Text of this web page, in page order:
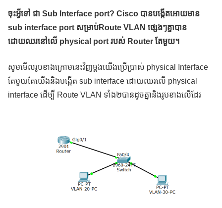
ចុះអ្វីទៅ ជា Sub Interface port? Cisco បានបង្កើតអោយមាន
sub interface port សម្រាប់Route VLAN ផ្សេងៗគ្នាបាន
ដោយឈរនៅលើ physical port របស់ Router តែមួយ។
សូមមើលរូបខាងក្រោមនេះវិញម្តងយើងប្រើប្រាស់ physical Interface
តែមួយតែយើងនិងបង្កើត sub interface ដោយឈរលើ physical
interface ដើម្បី Route VLAN ទាំង២បានដូចគ្នានិងរូបខាងលើដែរ